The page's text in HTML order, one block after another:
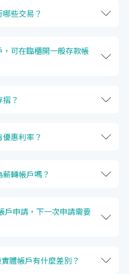
些交易？
可在臨櫃開一般存款帳
？
惠利率？
轉帳戶嗎？
戶申請，下一次申請需要
體帳戶有什麼差別？